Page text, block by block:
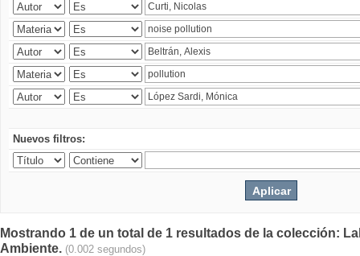
Nuevos filtros:
Mostrando 1 de un total de 1 resultados de la colección:
Ambiente. (0.002 segundos)